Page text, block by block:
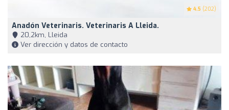
4.5 (202)
Anadón Veterinaris. Veterinaris A Lleida.
20,2km, Lleida
Ver dirección y datos de contacto